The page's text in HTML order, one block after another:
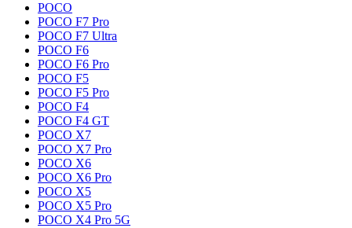
POCO
POCO F7 Pro
POCO F7 Ultra
POCO F6
POCO F6 Pro
POCO F5
POCO F5 Pro
POCO F4
POCO F4 GT
POCO X7
POCO X7 Pro
POCO X6
POCO X6 Pro
POCO X5
POCO X5 Pro
POCO X4 Pro 5G